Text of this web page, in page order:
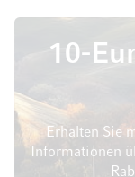
10-
Erhalten Sie
Informationen